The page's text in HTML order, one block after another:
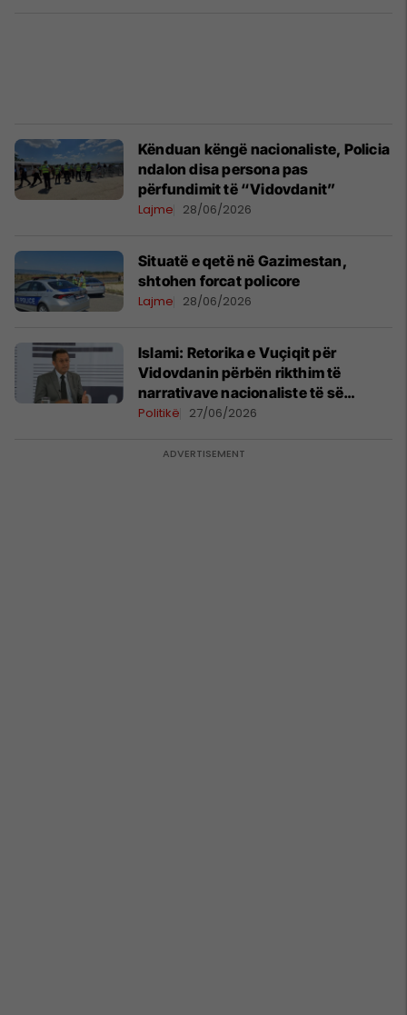
Kënduan këngë nacionaliste, Policia
ndalon disa persona pas
përfundimit të “Vidovdanit”
Lajme 28/06/2026
Situatë e qetë në Gazimestan,
shtohen forcat policore
Lajme 28/06/2026
Islami: Retorika e Vuçiqit për
Vidovdanin përbën rikthim të
narrativave nacionaliste të së
kaluarës
Politikë 27/06/2026